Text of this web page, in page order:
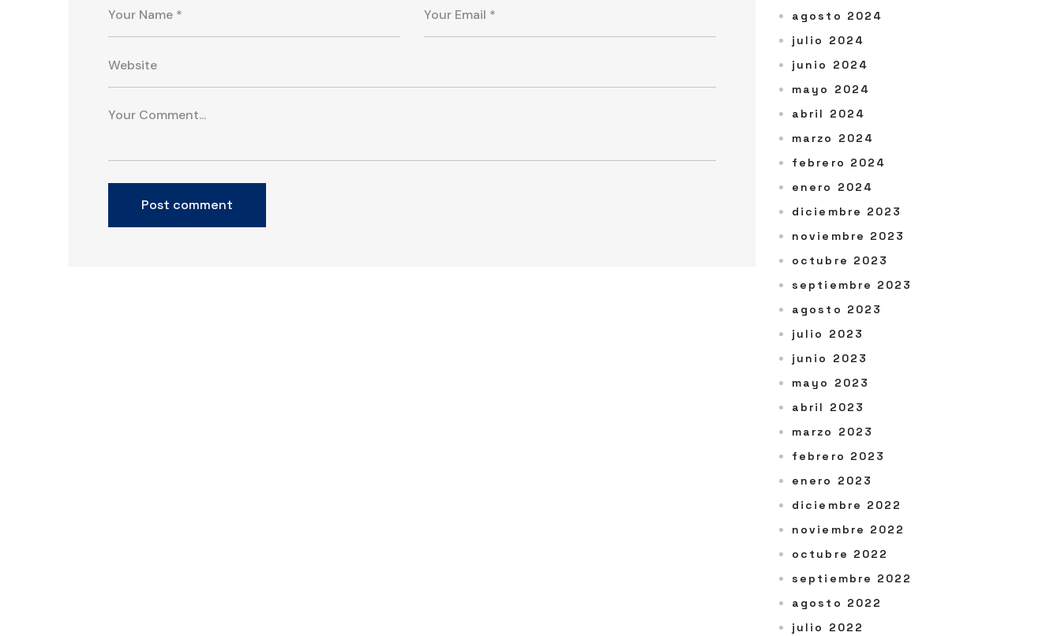
agosto 2024
julio 2024
junio 2024
mayo 2024
abril 2024
marzo 2024
febrero 2024
enero 2024
diciembre 2023
noviembre 2023
octubre 2023
septiembre 2023
agosto 2023
julio 2023
junio 2023
mayo 2023
abril 2023
marzo 2023
febrero 2023
enero 2023
diciembre 2022
noviembre 2022
octubre 2022
septiembre 2022
agosto 2022
julio 2022